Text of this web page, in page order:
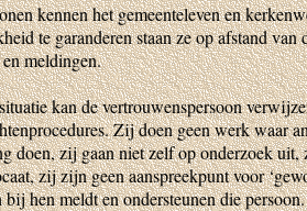
kennen het gemeenteleven en
te garanderen staan ze op afstand
meldingen.
kan de vertrouwenspersoon
Zij doen geen werk waar
doen, zij gaan niet zelf op onderzoek
zij zijn geen aanspreekpunt voor
hen meldt en ondersteunen die persoon.